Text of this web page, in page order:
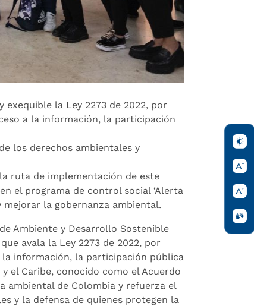
la Ley 2273 de 2022, por
a la información, la participación
los derechos ambientales y
ruta de implementación de este
el programa de control social ‘Alerta
la gobernanza ambiental.
Ambiente y Desarrollo Sostenible
avala la Ley 2273 de 2022, por
la información, la participación pública
el Caribe, conocido como el Acuerdo
ambiental de Colombia y refuerza el
y la defensa de quienes protegen la